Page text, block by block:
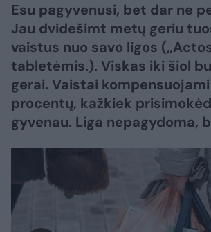
Esu pagyvenusi, bet dar ne
Jau dvidešimt metų geriu
vaistus nuo savo ligos
tabletėmis.). Viskas iki šiol
gerai. Vaistai
procentų, kažkiek
gyvenau. Liga nepagydoma,